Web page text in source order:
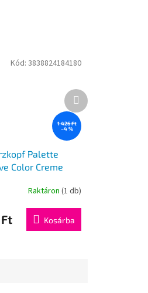
1 426 Ft
–4 %
Palette
Color Creme
Raktáron (1 db)
Kosárba
Kód: 3838824184180
Következő
termék